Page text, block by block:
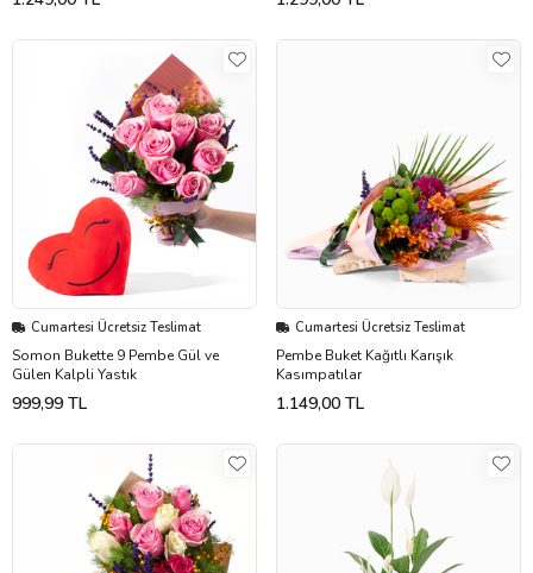
Cumartesi Ücretsiz Teslimat
Somon Bukette 9 Pembe Gül ve
Gülen Kalpli Yastık
999,99 TL
Cumartesi Ücretsiz Teslimat
Pembe Buket Kağıtlı Karışık
Kasımpatılar
1.149,00 TL